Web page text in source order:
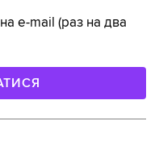
e-mail (раз на два